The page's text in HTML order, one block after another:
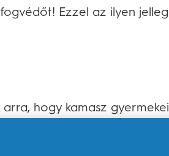
Ezzel az ilyen
arra, hogy kamasz